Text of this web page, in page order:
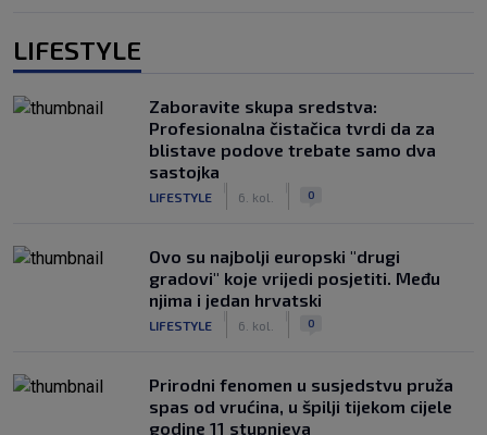
LIFESTYLE
Zaboravite skupa sredstva:
Profesionalna čistačica tvrdi da za
blistave podove trebate samo dva
sastojka
LIFESTYLE 6. kol. 0
Ovo su najbolji europski "drugi
gradovi" koje vrijedi posjetiti. Među
njima i jedan hrvatski
LIFESTYLE 6. kol. 0
Prirodni fenomen u susjedstvu pruža
spas od vrućina, u špilji tijekom cijele
godine 11 stupnjeva